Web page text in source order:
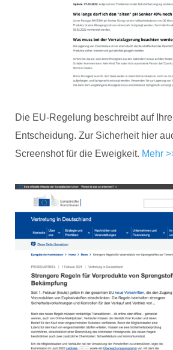
Die EU-Regelung beschreibt auf
Entscheidung. Zur Sicherheit hier
Screenshot für die Eweigkeit. Mehr